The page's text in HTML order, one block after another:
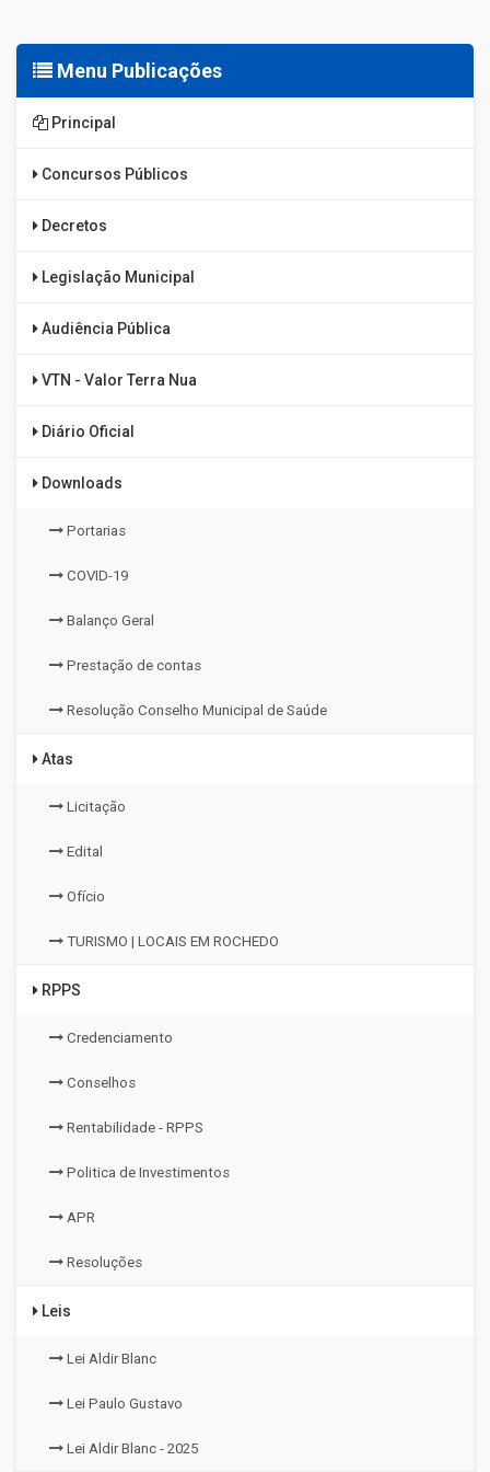
Menu Publicações
Principal
Concursos Públicos
Decretos
Legislação Municipal
Audiência Pública
VTN - Valor Terra Nua
Diário Oficial
Downloads
Portarias
COVID-19
Balanço Geral
Prestação de contas
Resolução Conselho Municipal de Saúde
Atas
Licitação
Edital
Ofício
TURISMO | LOCAIS EM ROCHEDO
RPPS
Credenciamento
Conselhos
Rentabilidade - RPPS
Politica de Investimentos
APR
Resoluções
Leis
Lei Aldir Blanc
Lei Paulo Gustavo
Lei Aldir Blanc - 2025